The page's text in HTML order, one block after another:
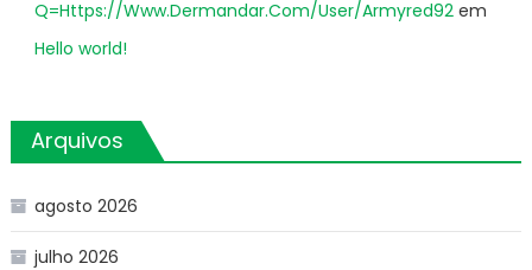
Q=Https://Www.Dermandar.Com/User/Armyred92em
Hello world!
Arquivos
agosto 2026
julho 2026